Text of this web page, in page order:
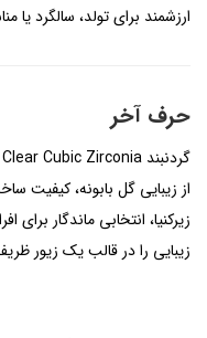
ارزشمند برای تولد، سالگرد
حرف آخر
از زیبایی گل بابونه،
زیرکنیا، انتخابی ماندگار
زیبایی را در قالب یک زیور